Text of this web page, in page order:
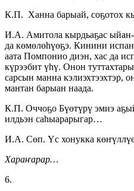
К.П. Ханна барыай, соҕотох
И.А. Амитола кырдьаҕас
да көмөлөһүөҕэ. Кинини
аата Помпонио диэн, хас да
күрээбит үһү. Онон
сарсын манна кэлиэхтээхтэр,
мантан барыан наада.
К.П. Оччоҕо Бүөтүрү эмиэ
илдьэн саһыарарыгар…
И.А. Сөп. Үс хонукка
Хараҥарар…
6.